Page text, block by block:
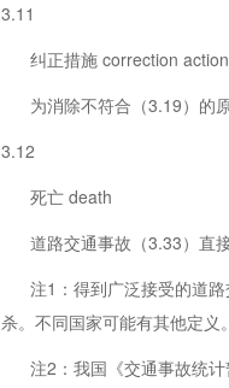
3.11
纠正措施 correction action
为消除不符合（3.19）的原
3.12
死亡 death
道路交通事故（3.33）直接
注1：得到广泛接受的道路
杀。不同国家可能有其他定义。
注2：我国《交通事故统计